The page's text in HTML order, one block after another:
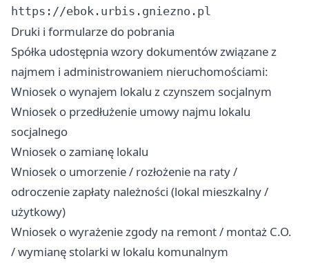
https://ebok.urbis.gniezno.pl
Druki i formularze do pobrania
Spółka udostępnia wzory dokumentów związane z
najmem i administrowaniem nieruchomościami:
Wniosek o wynajem lokalu z czynszem socjalnym
Wniosek o przedłużenie umowy najmu lokalu
socjalnego
Wniosek o zamianę lokalu
Wniosek o umorzenie / rozłożenie na raty /
odroczenie zapłaty należności (lokal mieszkalny /
użytkowy)
Wniosek o wyrażenie zgody na remont / montaż C.O.
/ wymianę stolarki w lokalu komunalnym